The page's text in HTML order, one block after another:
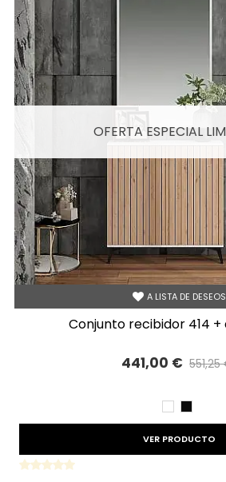
A LISTA DE DESEOS
OFERTA ESPECIAL
conjunto recibidor 414 +
441,00 €
BLANCO
NEGRO
VER PRODUCTO